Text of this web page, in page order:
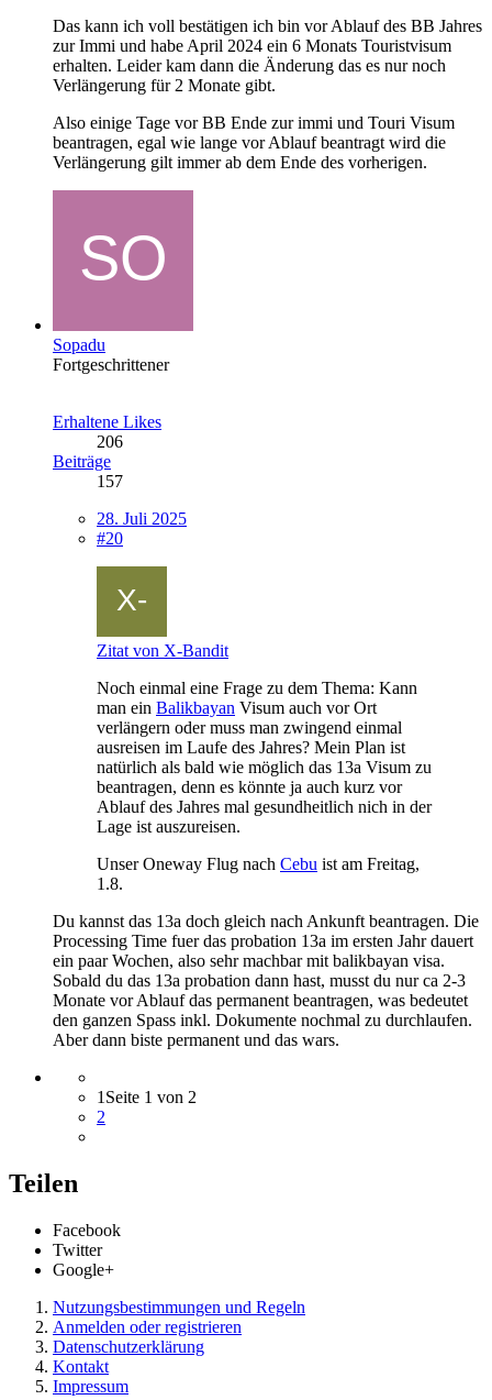
Das kann ich voll bestätigen ich bin vor Ablauf des BB Jahres
zur Immi und habe April 2024 ein 6 Monats Touristvisum
erhalten. Leider kam dann die Änderung das es nur noch
Verlängerung für 2 Monate gibt.
Also einige Tage vor BB Ende zur immi und Touri Visum
beantragen, egal wie lange vor Ablauf beantragt wird die
Verlängerung gilt immer ab dem Ende des vorherigen.
Sopadu
Fortgeschrittener
Erhaltene Likes
206
Beiträge
157
28. Juli 2025
#20
Zitat von X-Bandit
Noch einmal eine Frage zu dem Thema: Kann
man ein Balikbayan Visum auch vor Ort
verlängern oder muss man zwingend einmal
ausreisen im Laufe des Jahres? Mein Plan ist
natürlich als bald wie möglich das 13a Visum zu
beantragen, denn es könnte ja auch kurz vor
Ablauf des Jahres mal gesundheitlich nich in der
Lage ist auszureisen.
Unser Oneway Flug nach Cebu ist am Freitag,
1.8.
Du kannst das 13a doch gleich nach Ankunft beantragen. Die
Processing Time fuer das probation 13a im ersten Jahr dauert
ein paar Wochen, also sehr machbar mit balikbayan visa.
Sobald du das 13a probation dann hast, musst du nur ca 2-3
Monate vor Ablauf das permanent beantragen, was bedeutet
den ganzen Spass inkl. Dokumente nochmal zu durchlaufen.
Aber dann biste permanent und das wars.
1 Seite 1 von 2
2
Teilen
Facebook
Twitter
Google+
Nutzungsbestimmungen und Regeln
Anmelden oder registrieren
Datenschutzerklärung
Kontakt
Impressum